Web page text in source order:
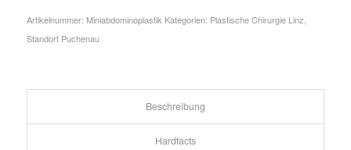
Artikelnummer: Miniabdominoplastik Kategorien: Plastische Chirurgie Linz
Standort Puchenau
Beschreibung
Hardfacts